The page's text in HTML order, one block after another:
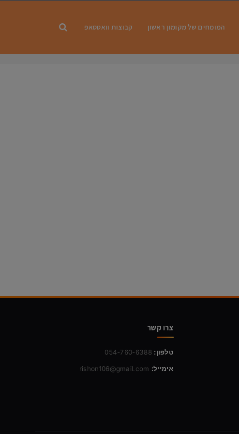
המומחים של מקומון ראשון קבוצות וואטסאפ
צרו קשר
טלפון: 054-760-6388
אימייל: rishon106@gmail.com